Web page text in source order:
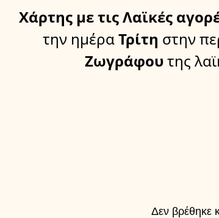
Χάρτης με τις Λαϊκές
την ημέραΤρίτη στην
Ζωγράφουτης
Δεν βρέθηκε